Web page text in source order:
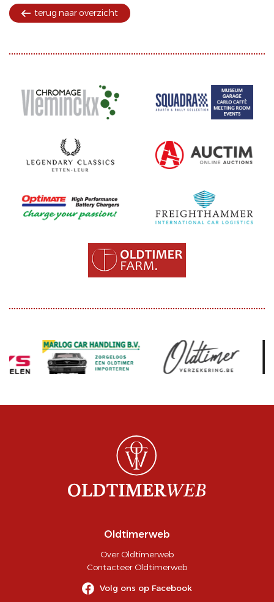
terug naar overzicht
Oldtimerweb
Over Oldtimerweb
Contacteer Oldtimerweb
Volg ons op Facebook